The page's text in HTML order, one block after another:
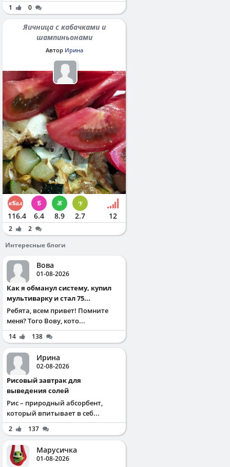
1 0
Яичница с кабачками и
шампиньонами
Автор Ирина
116.4 6.4 8.9 2.7 12
2
2
Интересные блоги
Вова
01-08-2026
Как я обманул систему, купил
мультиварку и стал 75...
Ребята, всем привет! Помните
меня? Того Вову, кото...
14 138
Ирина
02-08-2026
Рисовый завтрак для
выведения солей
Рис – природный абсорбент,
который впитывает в себ...
2 137
Марусичка
01-08-2026